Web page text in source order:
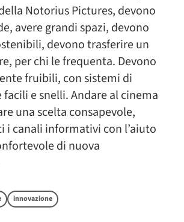
Notorius Pictures, devono
avere grandi spazi, devono
devono trasferire un
per chi le frequenta. Devono
fruibili, con sistemi di
e snelli. Andare al cinema
una scelta consapevole,
i canali informativi con l’aiuto
di nuova
innovazione